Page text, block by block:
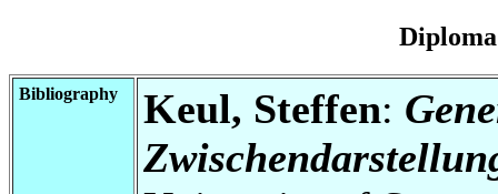
Bibliography Keul, Steffen: